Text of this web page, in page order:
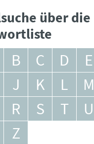
über die
B C D E
J K L M
R S T U
Z